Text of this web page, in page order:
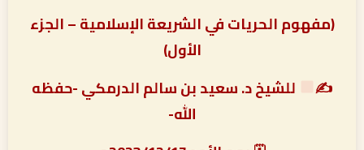
(مفهوم الحريات في الشريعة الإسلامية – الجزء
الأول)
✍
للشيخ د. سعيد بن سالم الدرمكي -حفظه
الله-